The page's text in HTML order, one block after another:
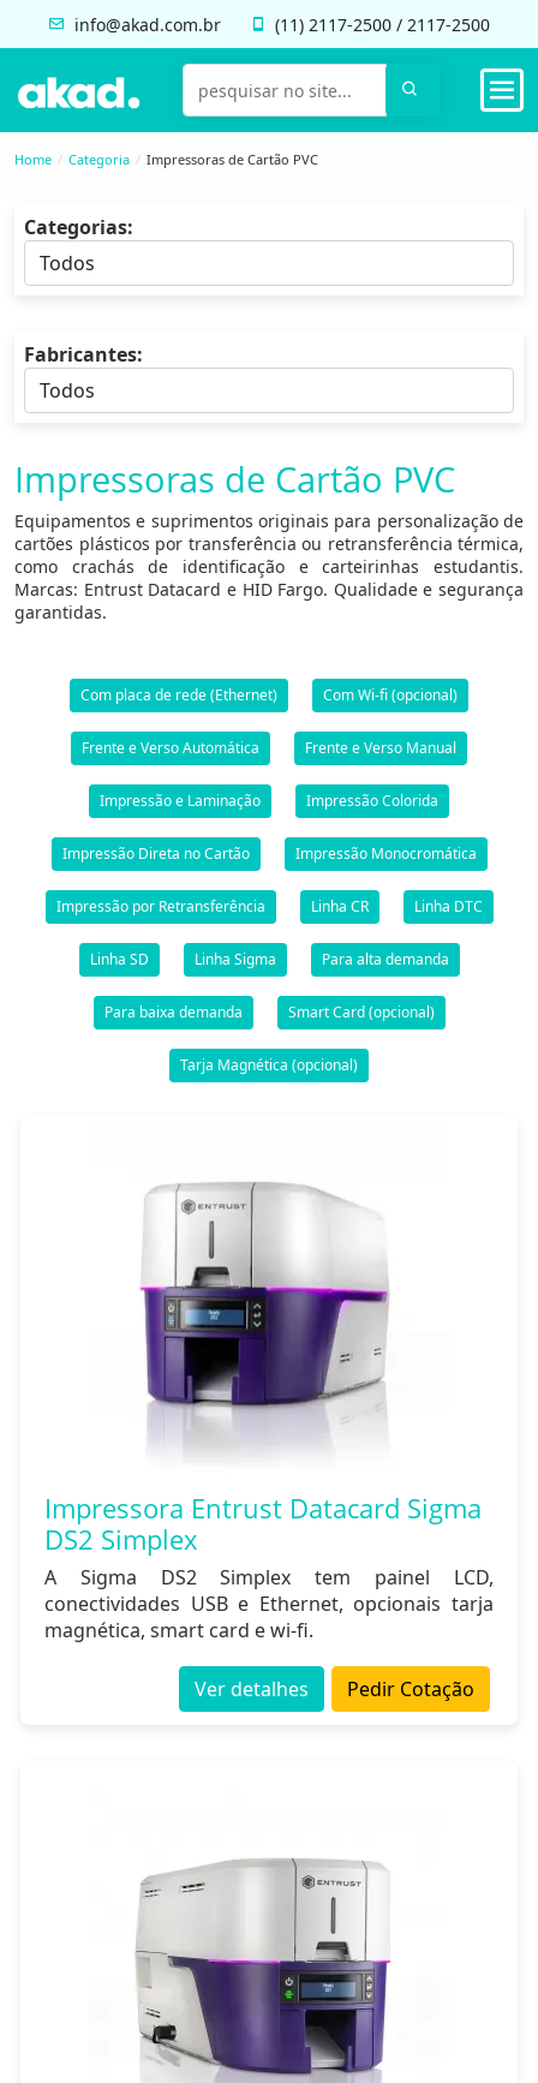
info@akad.com.br (11) 2117-2500 / 2117-2500
Home Categoria Impressoras de Cartão PVC
Categorias:
Fabricantes:
Impressoras de Cartão PVC
Equipamentos e suprimentos originais para personalização de
cartões plásticos por transferência ou retransferência térmica,
como crachás de identificação e carteirinhas estudantis.
Marcas: Entrust Datacard e HID Fargo. Qualidade e segurança
garantidas.
Com placa de rede (Ethernet) Com Wi-fi (opcional)
Frente e Verso Automática Frente e Verso Manual
Impressão e Laminação Impressão Colorida
Impressão Direta no Cartão Impressão Monocromática
Impressão por Retransferência Linha CR Linha DTC
Linha SD Linha Sigma Para alta demanda
Para baixa demanda Smart Card (opcional)
Tarja Magnética (opcional)
Impressora Entrust Datacard Sigma
DS2 Simplex
A Sigma DS2 Simplex tem painel LCD,
conectividades USB e Ethernet, opcionais tarja
magnética, smart card e wi-fi.
Pedir Cotação
Ver detalhes